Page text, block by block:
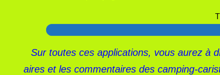
Sur toutes ces applications, vous aurez à
aires et les commentaires des camping-